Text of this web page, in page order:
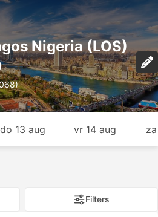
Nigeria (LOS)
do 13 aug vr 14 aug
Filters